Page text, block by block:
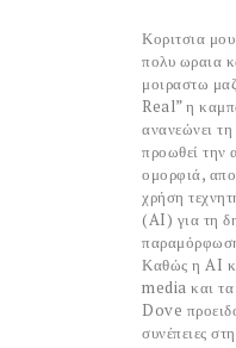
Κοριτσια
πολυ ωραια
μοιραστω
Real” η
ανανεώνει
προωθεί την
ομορφιά,
χρήση
(AI) για τη
Καθώς η AI
media και
Dove
συνέπειες